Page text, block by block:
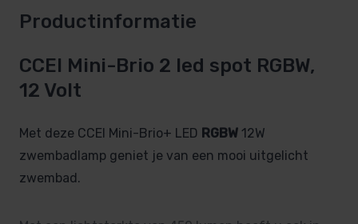
Productinformatie
CCEI Mini-Brio 2 led spot RGBW,
12 Volt
Met deze CCEI Mini-Brio+ LED RGBW 12W
zwembadlamp geniet je van een mooi uitgelicht
zwembad.